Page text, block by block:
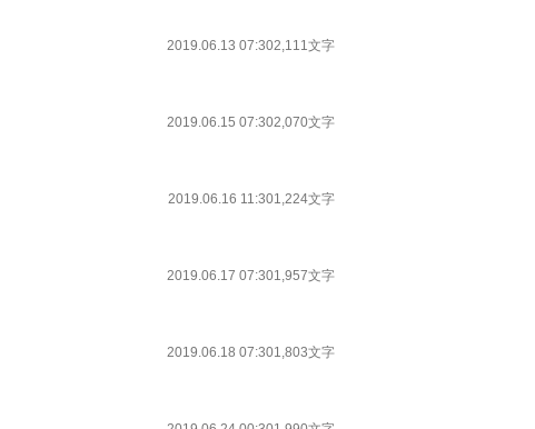
2019.06.13 07:302,111文字
2019.06.15 07:302,070文字
2019.06.16 11:301,224文字
2019.06.17 07:301,957文字
2019.06.18 07:301,803文字